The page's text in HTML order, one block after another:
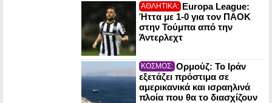
ΑΘΛΗΤΙΚΑ: Europa League:
Ήττα με 1-0 για τον ΠΑΟΚ
στην Τούμπα από την
Άντερλεχτ
ΚΟΣΜΟΣ: Ορμούζ: Το Ιράν
εξετάζει πρόστιμα σε
αμερικανικά και ισραηλινά
πλοία που θα το διασχίζουν